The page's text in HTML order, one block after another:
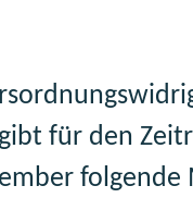
für den
folgende